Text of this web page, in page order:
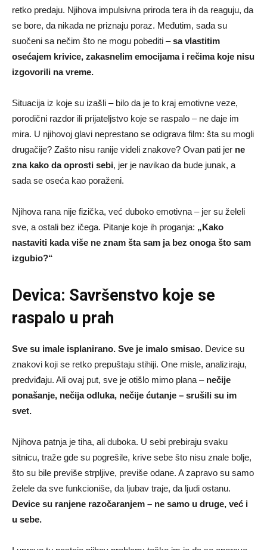
retko predaju. Njihova impulsivna priroda tera ih da reaguju, da
se bore, da nikada ne priznaju poraz. Međutim, sada su
suočeni sa nečim što ne mogu pobediti –sa vlastitim
osećajem krivice, zakasnelim emocijama i rečima koje nisu
izgovorili na vreme.
Situacija iz koje su izašli – bilo da je to kraj emotivne veze,
porodični razdor ili prijateljstvo koje se raspalo – ne daje im
mira. U njihovoj glavi neprestano se odigrava film: šta su mogli
drugačije? Zašto nisu ranije videli znakove? Ovan pati jer ne
zna kako da oprosti sebi, jer je navikao da bude junak, a
sada se oseća kao poraženi.
Njihova rana nije fizička, već duboko emotivna – jer su želeli
sve, a ostali bez ičega. Pitanje koje ih proganja: „Kako
nastaviti kada više ne znam šta sam ja bez onoga što sam
izgubio?“
Devica: Savršenstvo koje se
raspalo u prah
Sve su imale isplanirano. Sve je imalo smisao. Device su
znakovi koji se retko prepuštaju stihiji. One misle, analiziraju,
predviđaju. Ali ovaj put, sve je otišlo mimo plana – nečije
ponašanje, nečija odluka, nečije ćutanje – srušili su im
svet.
Njihova patnja je tiha, ali duboka. U sebi prebiraju svaku
sitnicu, traže gde su pogrešile, krive sebe što nisu znale bolje,
što su bile previše strpljive, previše odane. A zapravo su samo
želele da sve funkcioniše, da ljubav traje, da ljudi ostanu.
Device su ranjene razočaranjem – ne samo u druge, već i
u sebe.